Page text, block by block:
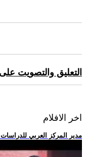
التعليق والتصويت
اخر الافلام
.. مدير المركز العربي